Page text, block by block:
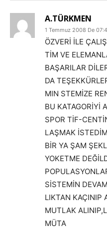
A.TÜRKMEN
1 Temmuz 2008 De
ÖZVERİ İLE
TİM VE
BAŞARILAR
DA
MIN STEMİZE
BU KATAGORİYİ
SPOR TİF-
LAŞMAK
BİR YA ŞAM
YOKETME
SİSTEMİN
LIKTAN KAÇINIP
MUTLAK
MÜTA